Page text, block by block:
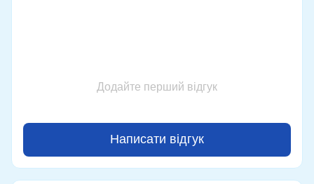
Додайте перший відгук
Написати відгук